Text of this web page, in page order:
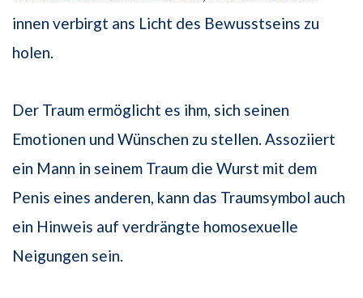
innen verbirgt ans Licht des Bewusstseins zu
holen.
Der Traum ermöglicht es ihm, sich seinen
Emotionen und Wünschen zu stellen. Assoziiert
ein Mann in seinem Traum die Wurst mit dem
Penis eines anderen, kann das Traumsymbol auch
ein Hinweis auf verdrängte homosexuelle
Neigungen sein.